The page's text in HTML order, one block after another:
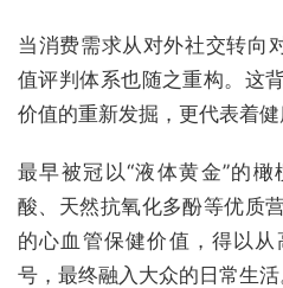
当消费需求从对外社交转向
值评判体系也随之重构。这
价值的重新发掘，更代表着健
最早被冠以“液体黄金”的
酸、天然抗氧化多酚等优质
的心血管保健价值，得以
号，最终融入大众的日常生活